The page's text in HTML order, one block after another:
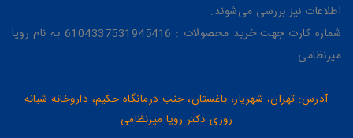
اطلاعات نیز بررسی می‌شوند.
شماره کارت جهت خرید محصولات : 6104337531945416 به نام رویا
میرنظامی
آدرس: تهران، شهریار، باغستان، جنب درمانگاه حکیم، داروخانه شبانه
روزی دکتر رویا میرنظامی